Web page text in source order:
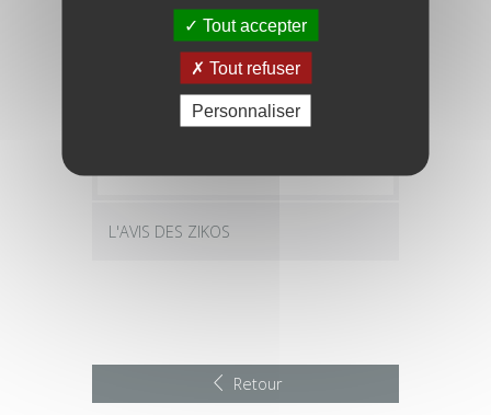
Manche : Acajou oriental
Diapason : 642 mm/25,3
Mécaniques : chromées
vieillies
Cordes : fabriquée aux
L'AVIS DES ZIKOS
Retour
Tout accepter
Tout refuser
Personnaliser